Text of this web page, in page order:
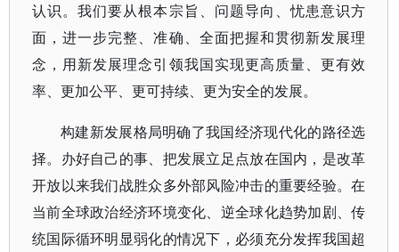
认识。我们要从根本宗旨、问题导向、忧患意识方
面，进一步完整、准确、全面把握和贯彻新发展理
念，用新发展理念引领我国实现更高质量、更有效
率、更加公平、更可持续、更为安全的发展。
构建新发展格局明确了我国经济现代化的路径选
择。办好自己的事、把发展立足点放在国内，是改革
开放以来我们战胜众多外部风险冲击的重要经验。在
当前全球政治经济环境变化、逆全球化趋势加剧、传
统国际循环明显弱化的情况下，必须充分发挥我国超